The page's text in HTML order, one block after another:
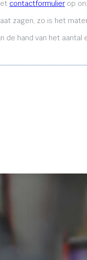
contactformulier op
zagen, zo is het
de hand van het